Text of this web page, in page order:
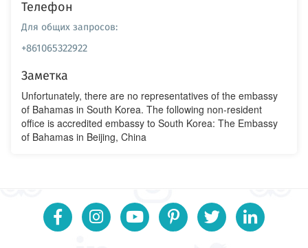
Телефон
Для общих запросов:
+861065322922
Заметка
Unfortunately, there are no representatives of the embassy
of Bahamas in South Korea. The following non-resident
office is accredited embassy to South Korea: The Embassy
of Bahamas in Beijing, China